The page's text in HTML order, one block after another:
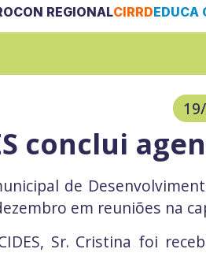
REGIONALCIRRDEDUCA
conclui
de
em reuniões na
Sr. Cristina foi